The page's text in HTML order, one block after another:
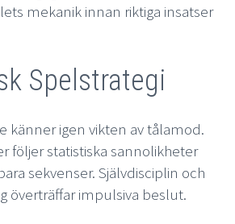
mekanik innan riktiga insatser
Spelstrategi
känner igen vikten av tålamod.
följer statistiska sannolikheter
sekvenser. Självdisciplin och
överträffar impulsiva beslut.